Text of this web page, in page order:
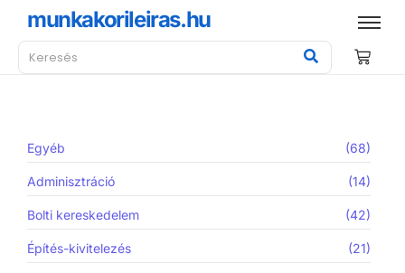
munkakorileiras.hu
Egyéb (68)
Adminisztráció (14)
Bolti kereskedelem (42)
Építés-kivitelezés (21)